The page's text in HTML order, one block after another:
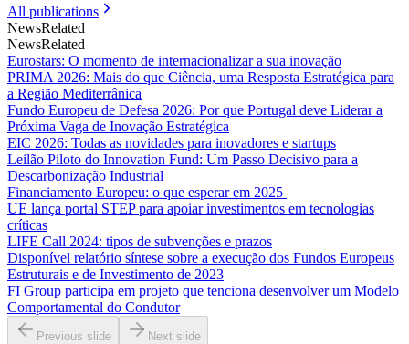
All publications
NewsRelated
NewsRelated
Eurostars: O momento de internacionalizar a sua inovação
PRIMA 2026: Mais do que Ciência, uma Resposta Estratégica para
a Região Mediterrânica
Fundo Europeu de Defesa 2026: Por que Portugal deve Liderar a
Próxima Vaga de Inovação Estratégica
EIC 2026: Todas as novidades para inovadores e startups
Leilão Piloto do Innovation Fund: Um Passo Decisivo para a
Descarbonização Industrial
Financiamento Europeu: o que esperar em 2025
UE lança portal STEP para apoiar investimentos em tecnologias
críticas
LIFE Call 2024: tipos de subvenções e prazos
Disponível relatório síntese sobre a execução dos Fundos Europeus
Estruturais e de Investimento de 2023
FI Group participa em projeto que tenciona desenvolver um Modelo
Comportamental do Condutor
Previous slide Next slide